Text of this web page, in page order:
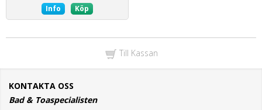
Info Köp
Till Kassan
KONTAKTA OSS
Bad & Toaspecialisten